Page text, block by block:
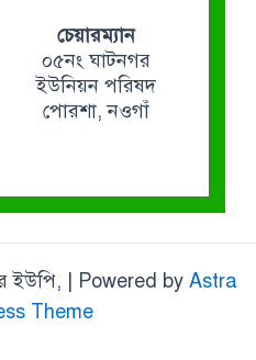
চেয়ারম্যান
০৫নং ঘাটনগর
ইউনিয়ন পরিষদ
পোরশা, নওগাঁ
ইউপি, | Powered by Astra
Theme